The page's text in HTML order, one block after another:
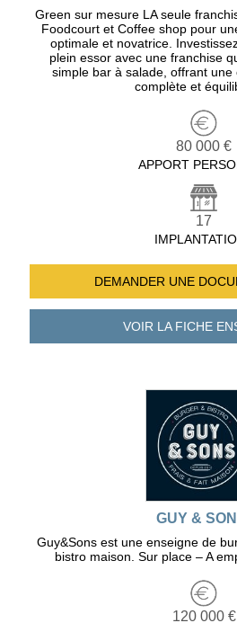
Green sur mesure LA seule
Foodcourt et Coffee shop pour
optimale et novatrice.
plein essor avec une franchise
simple bar à salade, offrant
complète et
80 000 €
APPORT
17
DEMANDER UNE
VOIR LA FICHE
GUY &
Guy&Sons est une enseigne de
bistro maison. Sur place – A
120 000 €